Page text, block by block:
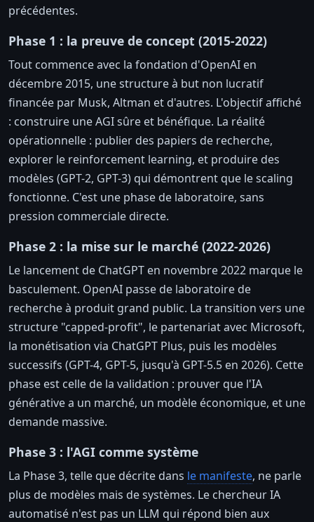
précédentes.
Phase 1 : la preuve de concept (2015-2022)
Tout commence avec la fondation d'OpenAI en
décembre 2015, une structure à but non lucratif
financée par Musk, Altman et d'autres. L'objectif affiché
: construire une AGI sûre et bénéfique. La réalité
opérationnelle : publier des papiers de recherche,
explorer le reinforcement learning, et produire des
modèles (GPT-2, GPT-3) qui démontrent que le scaling
fonctionne. C'est une phase de laboratoire, sans
pression commerciale directe.
Phase 2 : la mise sur le marché (2022-2026)
Le lancement de ChatGPT en novembre 2022 marque le
basculement. OpenAI passe de laboratoire de
recherche à produit grand public. La transition vers une
structure "capped-profit", le partenariat avec Microsoft,
la monétisation via ChatGPT Plus, puis les modèles
successifs (GPT-4, GPT-5, jusqu'à GPT-5.5 en 2026). Cette
phase est celle de la validation : prouver que l'IA
générative a un marché, un modèle économique, et une
demande massive.
Phase 3 : l'AGI comme système
La Phase 3, telle que décrite dans le manifeste, ne parle
plus de modèles mais de systèmes. Le chercheur IA
automatisé n'est pas un LLM qui répond bien aux